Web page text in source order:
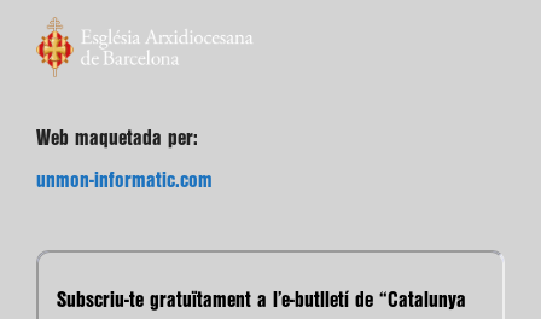
Web maquetada per:
unmon-informatic.com
Subscriu-te gratuïtament a l’e-butlletí de “Catalunya